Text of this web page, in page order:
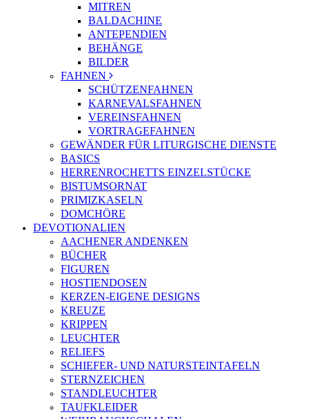
MITREN
BALDACHINE
ANTEPENDIEN
BEHÄNGE
BILDER
FAHNEN
SCHÜTZENFAHNEN
KARNEVALSFAHNEN
VEREINSFAHNEN
VORTRAGEFAHNEN
GEWÄNDER FÜR LITURGISCHE DIENSTE
BASICS
HERRENROCHETTS EINZELSTÜCKE
BISTUMSORNAT
PRIMIZKASELN
DOMCHÖRE
DEVOTIONALIEN
AACHENER ANDENKEN
BÜCHER
FIGUREN
HOSTIENDOSEN
KERZEN-EIGENE DESIGNS
KREUZE
KRIPPEN
LEUCHTER
RELIEFS
SCHIEFER- UND NATURSTEINTAFELN
STERNZEICHEN
STANDLEUCHTER
TAUFKLEIDER